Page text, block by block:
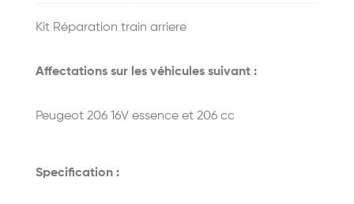
Kit Réparation train arriere
Affectations sur les véhicules suivant :
Peugeot 206 16V essence et 206 cc
Specification :